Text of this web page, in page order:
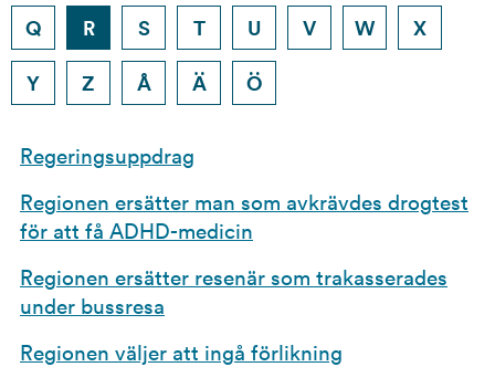
Q R S T U V W X
Y Z Å Ä Ö
Sökresultat
Regeringsuppdrag
Regionen ersätter man som avkrävdes drogtest
för att få ADHD-medicin
Regionen ersätter resenär som trakasserades
under bussresa
Regionen väljer att ingå förlikning